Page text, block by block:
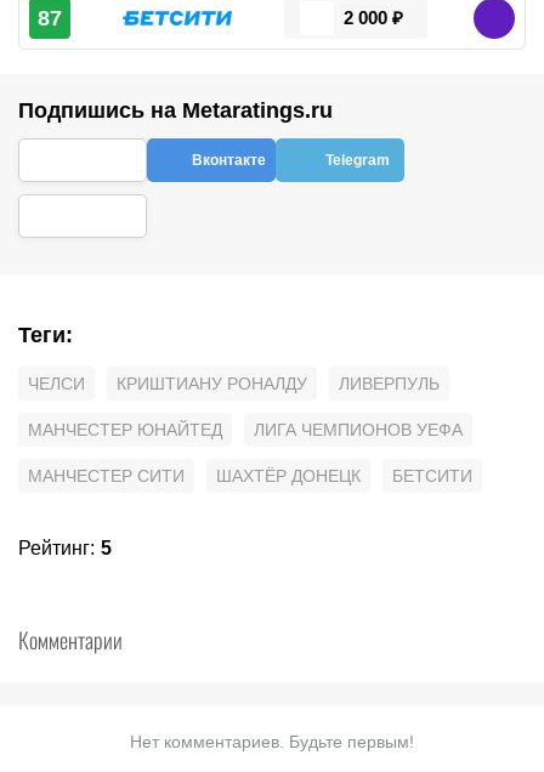
87 2 000 ₽
Подпишись на Metaratings.ru
Вконтакте Telegram
Теги:
ЧЕЛСИ КРИШТИАНУ РОНАЛДУ ЛИВЕРПУЛЬ
МАНЧЕСТЕР ЮНАЙТЕД ЛИГА ЧЕМПИОНОВ УЕФА
МАНЧЕСТЕР СИТИ ШАХТЁР ДОНЕЦК БЕТСИТИ
Рейтинг: 5
Комментарии
Нет комментариев. Будьте первым!